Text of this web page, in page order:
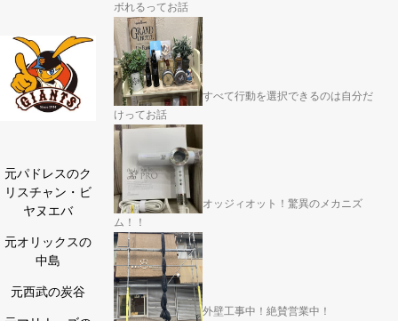
元パドレスのク
リスチャン・ビ
ヤヌエバ
元オリックスの
中島
元西武の炭谷
ボれるってお話
すべて行動を選択できるのは自分だ
けってお話
オッジィオット！驚異のメカニズ
ム！！
外壁工事中！絶賛営業中！